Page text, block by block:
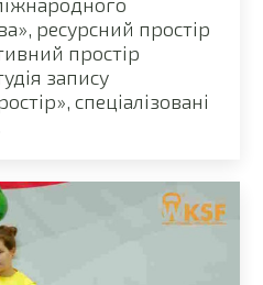
ресурсний простір
простір
запису
спеціалізовані